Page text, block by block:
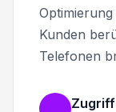
Kunden
Telefonen
Zugriff